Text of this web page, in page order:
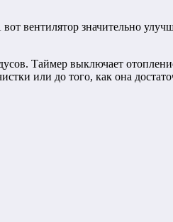
вентилятор значительно
Таймер выключает
или до того, как она